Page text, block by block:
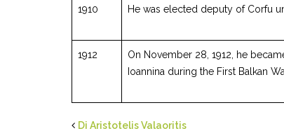
1910 He was elected deputy of Corfu
1912
On November 28, 1912, he
Ioannina during the First Balkan
Di Aristotelis Valaoritis